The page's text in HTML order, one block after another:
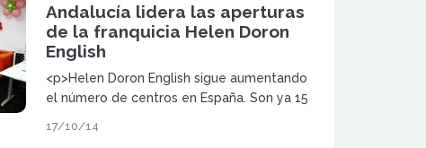
Andalucía lidera las aperturas
de la franquicia Helen Doron
English
<p>Helen Doron English sigue aumentando
el número de centros en España. Son ya 15
17/10/14